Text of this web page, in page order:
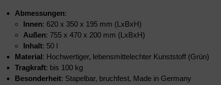
Abmessungen:
Innen: 620 x 350 x 195 mm (LxBxH)
Außen: 755 x 470 x 200 mm (LxBxH)
Inhalt: 50 l
Material: Hochwertiger, lebensmittelechter Kunststoff (Grün)
Tragkraft: bis 100 kg
Besonderheit: Stapelbar, bruchfest, Made in Germany